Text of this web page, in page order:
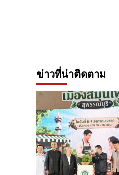
ข่าวที่น่าติดตาม